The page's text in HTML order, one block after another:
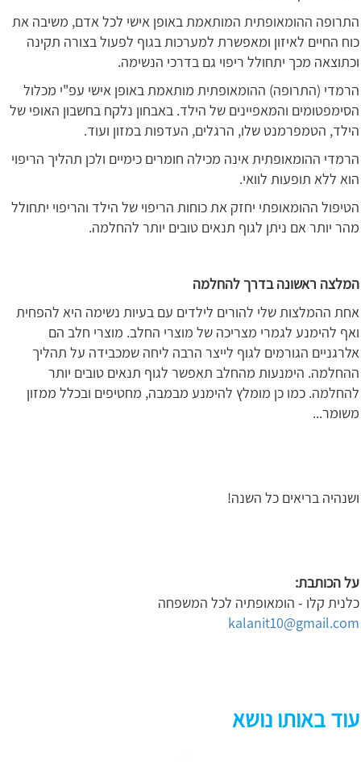
התרופה ההומאופתית המותאמת באופן אישי לכל אדם, משיבה את
כוח החיים לאיזון ומאפשרת למערכות בגוף לפעול בצורה תקינה
וכתוצאה מכך יתחולל ריפוי גם בדרכי הנשימה.
הרמדי (התרופה) ההומאופתית מותאמת באופן אישי עפ"י מכלול
הסימפטומים והמאפיינים של הילד. באבחון נלקח בחשבון האופי של
הילד, הטמפרמנט שלו, הרגלים, העדפות במזון ועוד.
הרמדי ההומאופתית אינה מכילה חומרים כימיים ולכן תהליך הריפוי
הוא ללא תופעות לוואי.
הטיפול ההומאופתי יחזק את כוחות הריפוי של הילד והריפוי יתחולל
מהר יותר אם ניתן לגוף תנאים טובים יותר להחלמה.
המלצה ראשונה בדרך להחלמה
אחת ההמלצות שלי להורים לילדים עם בעיות נשימה היא להפחית
ואף להימנע לגמרי מצריכה של מוצרי החלב. מוצרי חלב הם
אלרגניים הגורמים לגוף לייצר הרבה ליחה שמכבידה על תהליך
ההחלמה. הימנעות מהחלב תאפשר לגוף תנאים טובים יותר
להחלמה. כמו כן מומלץ להימנע מבמבה, מחטיפים ובכלל ממזון
משומר...
ושנהיה בריאים כל השנה!
על הכותבת:
כלנית קלו - הומאופתיה לכל המשפחה
kalanit10@gmail.com
עוד באותו נושא